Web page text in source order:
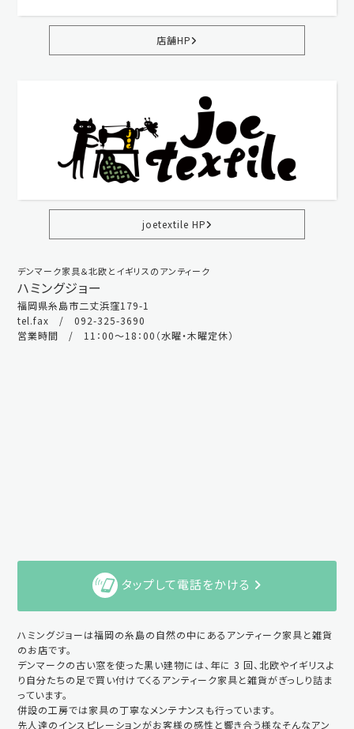
店舗HP
joetextile HP
デンマーク家具＆北欧とイギリスのアンティーク
ハミングジョー
福岡県糸島市二丈浜窪179-1
tel.fax / 092-325-3690
営業時間 / 11：00～18：00（水曜・木曜定休）
タップして電話をかける
ハミングジョーは福岡の糸島の自然の中にあるアンティーク家具と雑貨
のお店です。
デンマークの古い窓を使った黒い建物には、年に 3 回、北欧やイギリスよ
り自分たちの足で買い付けてくるアンティーク家具と雑貨がぎっしり詰ま
っています。
併設の工房では家具の丁寧なメンテナンスも行っています。
先人達のインスピレーションがお客様の感性と響き合う様なそんなアン